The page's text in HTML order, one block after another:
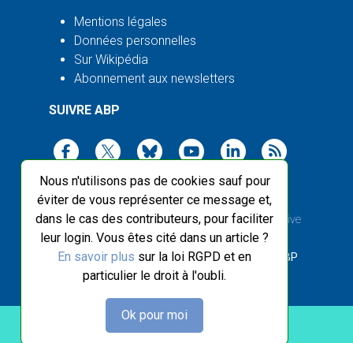
Nous n'utilisons pas de cookies sauf pour
éviter de vous représenter ce message et,
dans le cas des contributeurs, pour faciliter
leur login. Vous êtes cité dans un article ?
En savoir plus sur la loi RGPD et en
particulier le droit à l'oubli.
Ok pour moi
Mentions légales
Données personnelles
Sur Wikipédia
Abonnement aux newsletters
SUIVRE ABP
2003-2026 ©Agence Bretagne Presse, sauf Creative
Commons
Front-end design :Breizhek Studio , Back-end : ABP